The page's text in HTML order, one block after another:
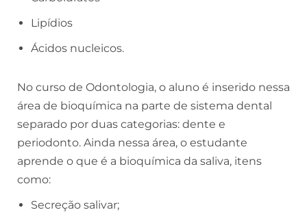
Lipídios
Ácidos nucleicos.
No curso de Odontologia, o aluno é inserido nessa
área de bioquímica na parte de sistema dental
separado por duas categorias: dente e
periodonto. Ainda nessa área, o estudante
aprende o que é a bioquímica da saliva, itens
como:
Secreção salivar;